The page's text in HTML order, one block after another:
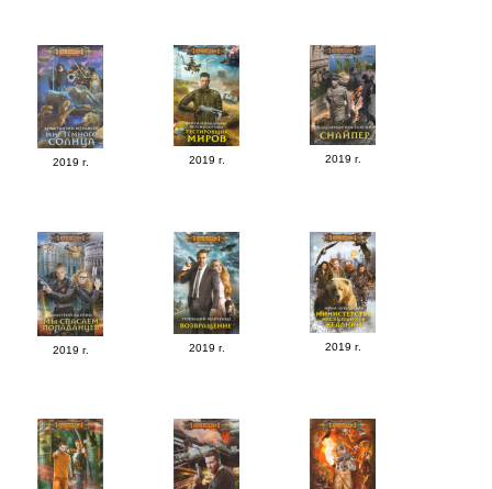
2019 г. 2019 г. 2019 г.
2019 г. 2019 г. 2019 г.